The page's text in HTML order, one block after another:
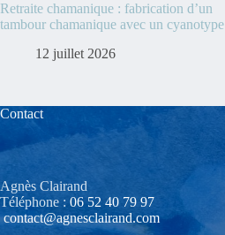
Retraite chamanique : fabrication d’un
tambour chamanique avec un cyanotype
12 juillet 2026
Contact
Agnès Clairand
Téléphone : 06 52 40 79 97‬
contact@agnesclairand.com